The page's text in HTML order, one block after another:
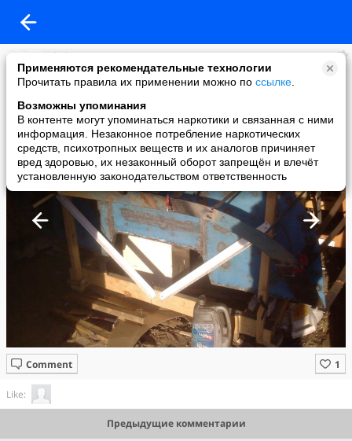
Применяются рекомендательные технологии
Прочитать правила их применении можно по ссылке
Возможны упоминания
В контенте могут упоминаться наркотики и связанная с ними
информация. Незаконное потребление наркотических
средств, психотропных веществ и их аналогов причиняет
вред здоровью, их незаконный оборот запрещён и влечёт
установленную законодательством ответственность
Vlad.P.K.
added a photo
01 Jan в 18:51
Comment
Like:
Предыдущие комментарии